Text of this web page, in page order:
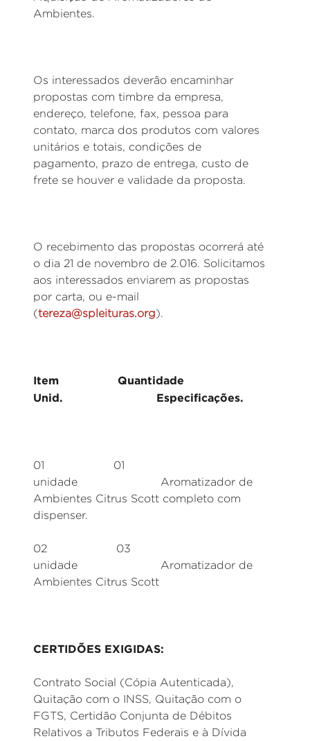
Ambientes.
Os interessados deverão encaminhar
propostas com timbre da empresa,
endereço, telefone, fax, pessoa para
contato, marca dos produtos com valores
unitários e totais, condições de
pagamento, prazo de entrega, custo de
frete se houver e validade da proposta.
O recebimento das propostas ocorrerá até
o dia 21 de novembro de 2.016. Solicitamos
aos interessados enviarem as propostas
por carta, ou e-mail
(tereza@spleituras.org).
Item Quantidade
Unid. Especificações.
01 01
unidade Aromatizador de
Ambientes Citrus Scott completo com
dispenser.
02 03
unidade Aromatizador de
Ambientes Citrus Scott
CERTIDÕES EXIGIDAS:
Contrato Social (Cópia Autenticada),
Quitação com o INSS, Quitação com o
FGTS, Certidão Conjunta de Débitos
Relativos a Tributos Federais e à Dívida